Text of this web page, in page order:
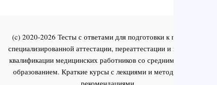
(c) 2020-2026 Тесты с ответами для подготовки к первичной
специализированной аттестации, переаттестации и повышения
квалификации медицинских работников со средним и высшим
образованием. Краткие курсы с лекциями и методическими
рекомендациями.